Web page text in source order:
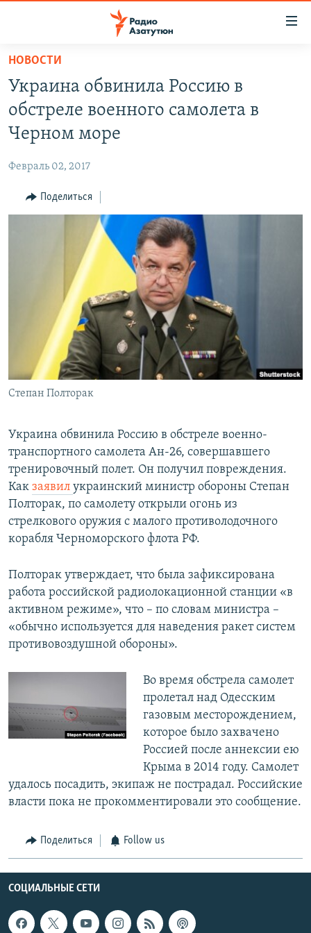
Перейти
основному
содержанию
Перейти
основной
навигации
Перейти
НОВОСТИ
ПОЛИТИКА
ЭКОНОМИКА
РЕГИОН
НАГОРНЫЙ КАРАБАХ
Հայերեն
English
Русский
Все сайты Радио Азатутюн
НОВОСТИ
Украина обвинила Россию в
обстреле военного самолета в
Черном море
Февраль 02, 2017
Поделиться
Степан Полторак
Украина обвинила Россию в обстреле военно-
транспортного самолета Ан-26, совершавшего
тренировочный полет. Он получил повреждения.
Как заявил украинский министр обороны Степан
Полторак, по самолету открыли огонь из
стрелкового оружия с малого противолодочного
корабля Черноморского флота РФ.
Полторак утверждает, что была зафиксирована
работа российской радиолокационной станции «в
активном режиме», что – по словам министра –
«обычно используется для наведения ракет систем
противовоздушной обороны».
Во время обстрела самолет
пролетал над Одесским
газовым месторождением,
которое было захвачено
Россией после аннексии ею
Крыма в 2014 году. Самолет
удалось посадить, экипаж не пострадал. Российские
власти пока не прокомментировали это сообщение.
Поделиться Follow us
СОЦИАЛЬНЫЕ СЕТИ